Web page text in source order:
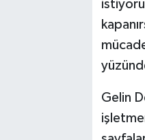
Gelin